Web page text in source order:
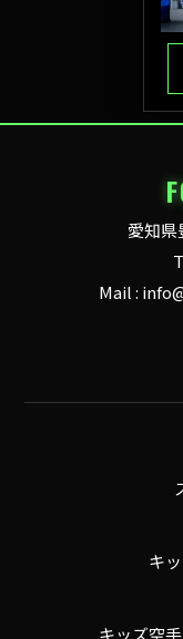
愛知県
Mail :
キ
キッズ空